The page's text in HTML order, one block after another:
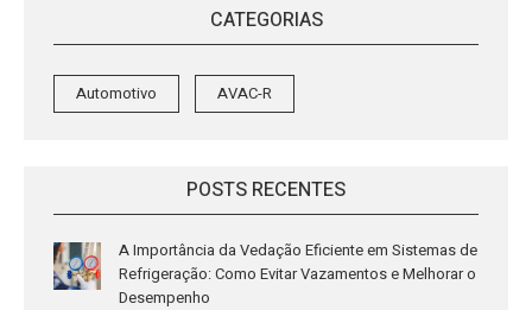
CATEGORIAS
Automotivo AVAC-R
POSTS RECENTES
A Importância da Vedação Eficiente em Sistemas de
Refrigeração: Como Evitar Vazamentos e Melhorar o
Desempenho